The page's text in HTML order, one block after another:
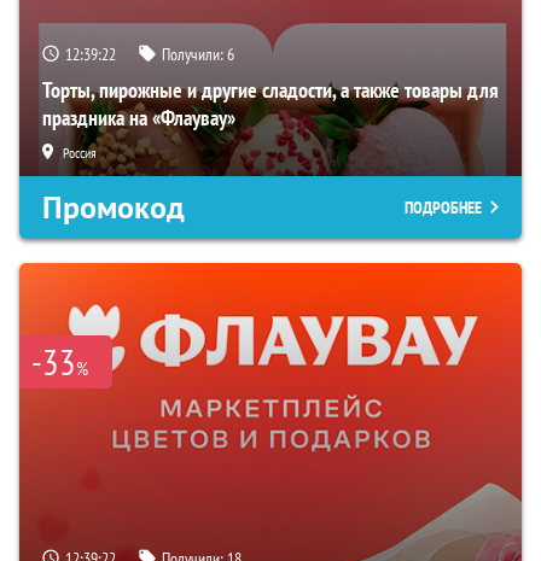
12:39:21 Получили:6
Торты, пирожные и другие сладости, а также товары для
праздника на «Флаувау»
Россия
Промокод ПОДРОБНЕЕ
-33%